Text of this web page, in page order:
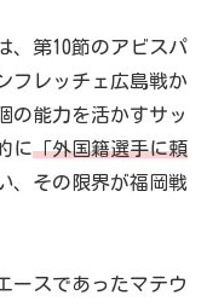
、第10節のアビスパ
フレッチェ広島戦か
の能力を活かすサッ
に「外国籍選手に頼
、その限界が福岡戦
ースであったマテウ